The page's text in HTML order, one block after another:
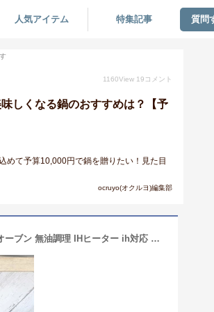
人気アイテム 特集記事 質問
1160View 19 コメント
しくなる鍋のおすすめは？【予
めて予算10,000円で鍋を贈りたい！見た目
ocruyo(オクルヨ)編集部
鍋 24cm 無加水鍋 深型 IH対応 MKS-P24D MKSS-P24DIH 鍋 オーブン 無油調理 IHヒーター ih対応 調理器具 素材 うまみ 旨み 水分 24cm かわいい 可愛い おしゃれ オシャレ お洒落 セラミック シリコン 簡単 アイリスオーヤマ